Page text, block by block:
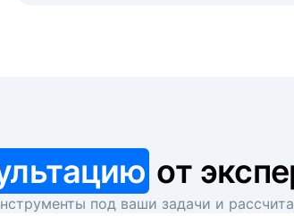
от
под ваши задачи и